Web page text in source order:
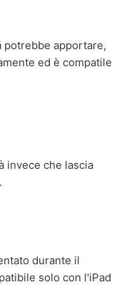
potrebbe apportare,
ed è compatile
invece che lascia
durante il
solo con l'iPad